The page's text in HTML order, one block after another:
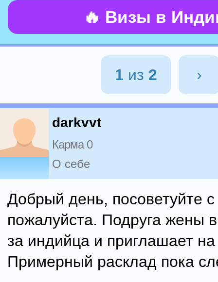
🔥 Визы в
1 из 2 ›
darkvvt
Карма 0
О себе
Добрый день, посоветуйте
пожалуйста. Подруга жены
за индийца и приглашает на
Примерный расклад пока